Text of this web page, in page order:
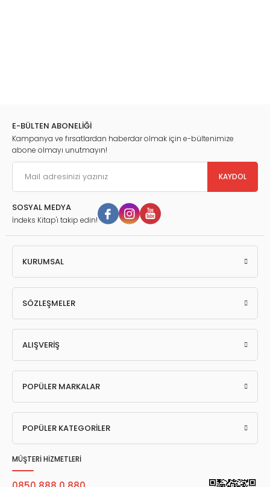
E-BÜLTEN ABONELİĞİ
Kampanya ve fırsatlardan haberdar olmak için e-bültenimize
abone olmayı unutmayın!
KAYDOL
SOSYAL MEDYA
İndeks Kitap'ı takip edin!
KURUMSAL
SÖZLEŞMELER
ALIŞVERİŞ
POPÜLER MARKALAR
POPÜLER KATEGORİLER
MÜŞTERİ HİZMETLERİ